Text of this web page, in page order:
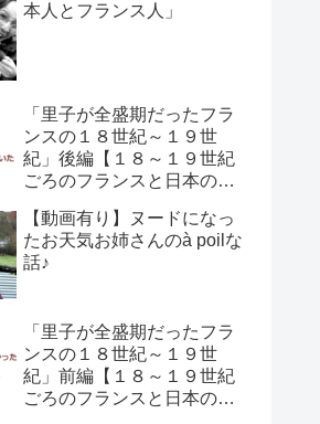
本人とフランス人」
「里子が全盛期だったフラ
ンスの１８世紀～１９世
紀」後編【１８～１９世紀
ごろのフランスと日本の子
【動画有り】ヌードになっ
たお天気お姉さんのà poilな
話♪
「里子が全盛期だったフラ
ンスの１８世紀～１９世
紀」前編【１８～１９世紀
ごろのフランスと日本の子